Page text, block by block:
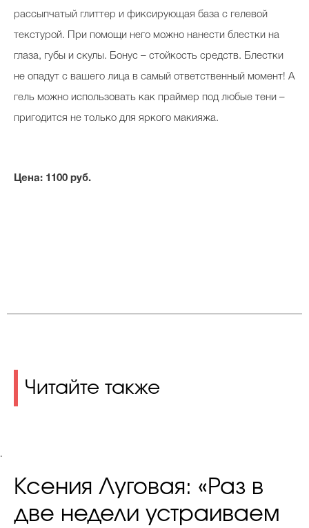
рассыпчатый глиттер и фиксирующая база с гелевой
текстурой. При помощи него можно нанести блестки на
глаза, губы и скулы. Бонус – стойкость средств. Блестки
не опадут с вашего лица в самый ответственный момент! А
гель можно использовать как праймер под любые тени –
пригодится не только для яркого макияжа.
Цена: 1100 руб.
Читайте также
.
Ксения Луговая: «Раз в
две недели устраиваем